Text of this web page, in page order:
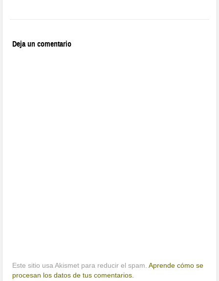
Deja un comentario
Este sitio usa Akismet para reducir el spam.Aprende cómo se
procesan los datos de tus comentarios.